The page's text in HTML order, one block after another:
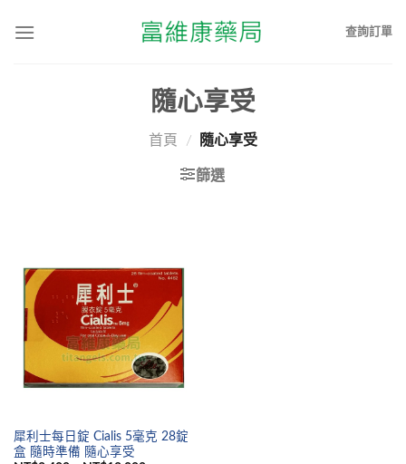
查詢訂單
隨心享受
首頁 / 隨心享受
篩選
犀利士每日錠 Cialis 5毫克 28錠
盒 隨時準備 隨心享受